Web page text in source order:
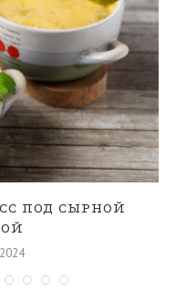
ПОД СЫРНОЙ